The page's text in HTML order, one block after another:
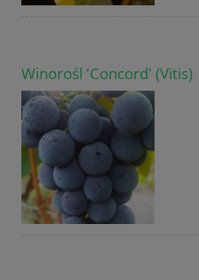
Winorośl 'Concord' (Vitis)